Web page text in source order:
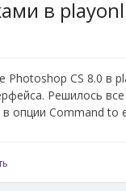
в
Photoshop CS 8.0 в
Решилось
в опции Command